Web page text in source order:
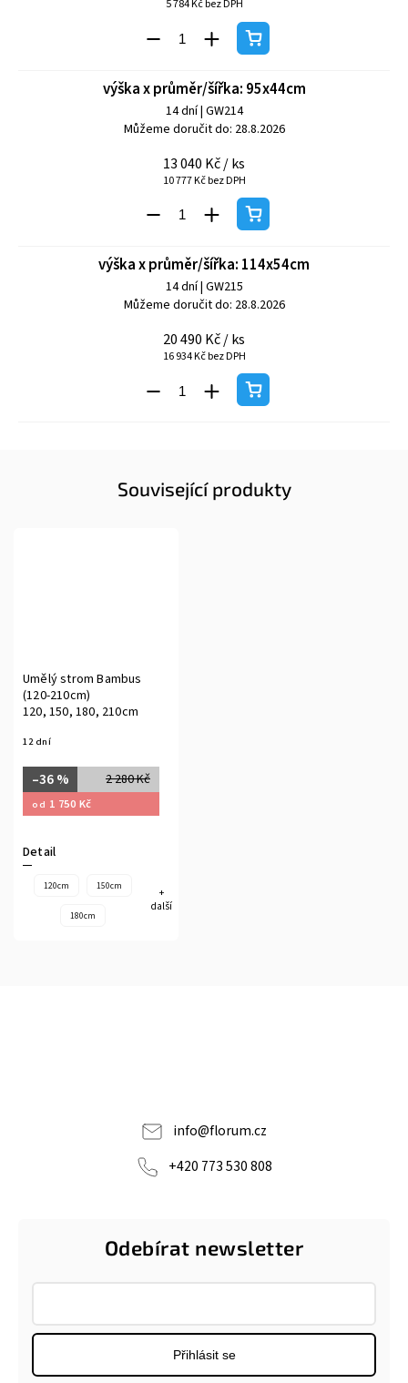
5 784 Kč bez DPH
výška x průměr/šířka: 95x44cm
14 dní| GW214
Můžeme doručit do: 28.8.2026
13 040 Kč/ ks
10 777 Kč bez DPH
výška x průměr/šířka: 114x54cm
14 dní| GW215
Můžeme doručit do: 28.8.2026
20 490 Kč/ ks
16 934 Kč bez DPH
Související produkty
Umělý strom Bambus
(120-210cm)
120, 150, 180, 210cm
12 dní
2 280 Kč
–36 %
od 1 750 Kč
Detail
120cm 150cm
180cm
+
další
info@florum.cz
+420 773 530 808
Odebírat newsletter
Přihlásit se